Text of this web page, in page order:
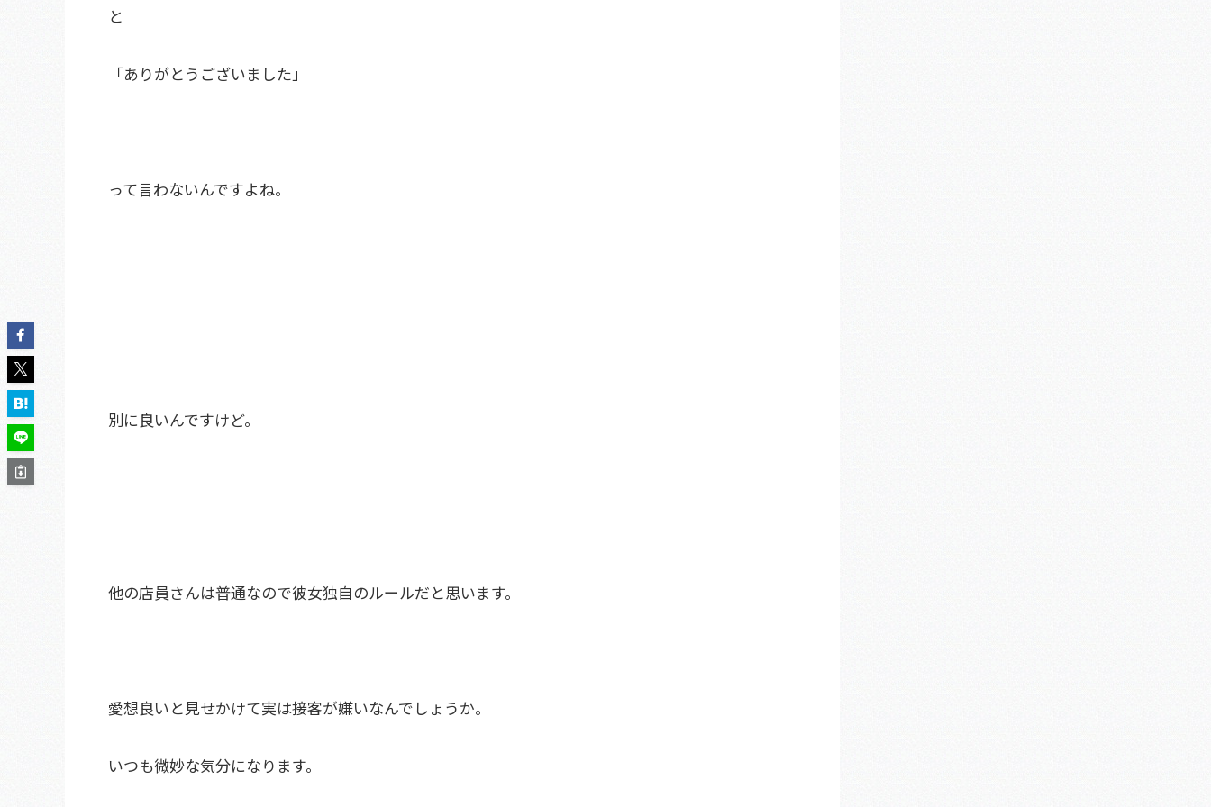
と
「ありがとうございました」
って言わないんですよね。
別に良いんですけど。
他の店員さんは普通なので彼女独自のルールだと思います。
愛想良いと見せかけて実は接客が嫌いなんでしょうか。
いつも微妙な気分になります。